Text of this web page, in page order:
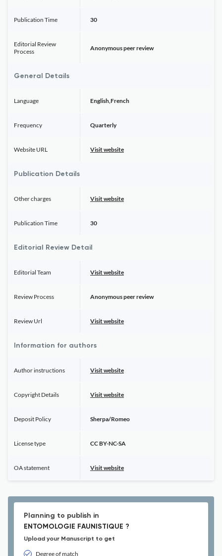
Publication Time 30
Editorial Review
Process
Anonymous peer review
General Details
Language English,French
Frequency Quarterly
Website URL Visit website
Publication Details
Other charges Visit website
Publication Time 30
Editorial Review Detail
Editorial Team Visit website
Review Process Anonymous peer review
Review Url Visit website
Information for authors
Author instructions Visit website
Copyright Details Visit website
Deposit Policy Sherpa/Romeo
License type CC BY-NC-SA
OA statement Visit website
Planning to publish in
ENTOMOLOGIE FAUNISTIQUE ?
Upload your Manuscript to get
Degree of match